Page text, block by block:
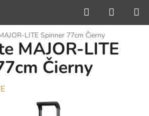
Hľadať
KOŠÍK
LITE Spinner 77cm Čierny
MAJOR-LITE
Čierny